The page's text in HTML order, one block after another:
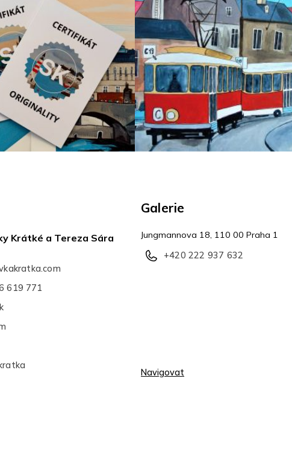
Krátké a Tereza Sára
619 771
Galerie
Jungmannova 18, 110 00 Praha 1
+420 222 937 632
Navigovat